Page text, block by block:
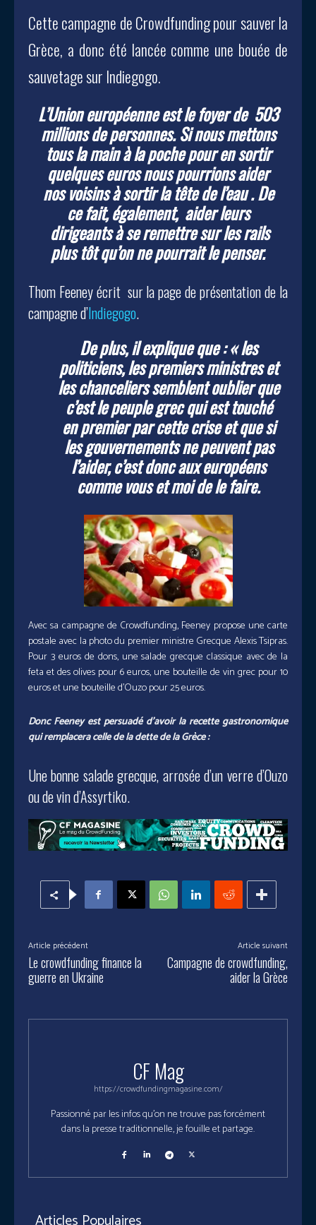
Cette campagne de Crowdfunding pour sauver la
Grèce, a donc été lancée comme une bouée de
sauvetage sur Indiegogo.
L’Union européenne est le foyer de 503
millions de personnes. Si nous mettons
tous la main à la poche pour en sortir
quelques euros nous pourrions aider
nos voisins à sortir la tête de l’eau . De
ce fait, également, aider leurs
dirigeants à se remettre sur les rails
plus tôt qu’on ne pourrait le penser.
Thom Feeney écrit sur la page de présentation de la
campagne d’Indiegogo.
De plus, il explique que : « les
politiciens, les premiers ministres et
les chanceliers semblent oublier que
c’est le peuple grec qui est touché
en premier par cette crise et que si
les gouvernements ne peuvent pas
l’aider, c’est donc aux européens
comme vous et moi de le faire.
Avec sa campagne de Crowdfunding, Feeney propose une carte
postale avec la photo du premier ministre Grecque Alexis Tsipras.
Pour 3 euros de dons, une salade grecque classique avec de la
feta et des olives pour 6 euros, une bouteille de vin grec pour 10
euros et une bouteille d’Ouzo pour 25 euros.
Donc Feeney est persuadé d’avoir la recette gastronomique
qui remplacera celle de la dette de la Grèce :
Une bonne salade grecque, arrosée d’un verre d’Ouzo
ou de vin d’Assyrtiko.
Article précédent
Le crowdfunding finance la
guerre en Ukraine
Article suivant
Campagne de crowdfunding,
aider la Grèce
CF Mag
https://crowdfundingmagasine.com/
Passionné par les infos qu'on ne trouve pas forcément
dans la presse traditionnelle, je fouille et partage.